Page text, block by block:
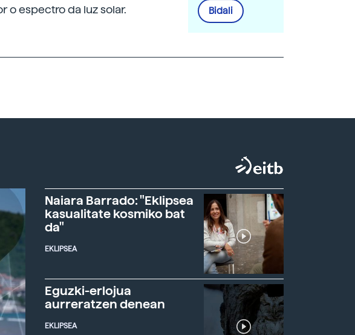
o espectro da luz solar.
Bidali
Naiara Barrado: "Eklipsea
kasualitate kosmiko bat
da"
EKLIPSEA
Eguzki-erlojua
aurreratzen denean
EKLIPSEA